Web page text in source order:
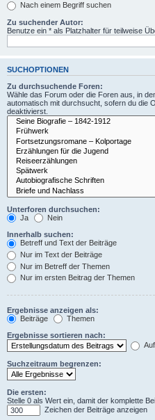
Nach einem Begriff suchen
Zu suchender Autor:
Benutze ein * als Platzhalter für teilweise
SUCHOPTIONEN
Zu durchsuchende Foren:
Wähle das Forum oder die Foren aus, in
automatisch mit durchsucht, sofern du die
deaktivierst.
Unterforen durchsuchen:
Ja
Nein
Innerhalb suchen:
Betreff und Text der Beiträge
Nur im Text der Beiträge
Nur im Betreff der Themen
Nur im ersten Beitrag der Themen
Ergebnisse anzeigen als:
Beiträge
Themen
Ergebnisse sortieren nach:
Suchzeitraum begrenzen:
Die ersten:
Stelle 0 als Wert ein, damit der komplette
Zeichen der Beiträge anzeigen